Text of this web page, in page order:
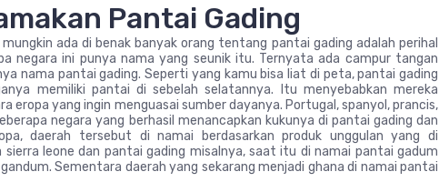
Pantai Gading
ada di benak banyak orang tentang pantai gading adalah perihal
negara ini punya nama yang seunik itu. Ternyata ada campur tangan
nama pantai gading. Seperti yang kamu bisa liat di peta, pantai gading
memiliki pantai di sebelah selatannya. Itu menyebabkan mereka
eropa yang ingin menguasai sumber dayanya. Portugal, spanyol, prancis,
negara yang berhasil menancapkan kukunya di pantai gading dan
daerah tersebut di namai berdasarkan produk unggulan yang di
sierra leone dan pantai gading misalnya, saat itu di namai pantai gadum
Sementara daerah yang sekarang menjadi ghana di namai pantai